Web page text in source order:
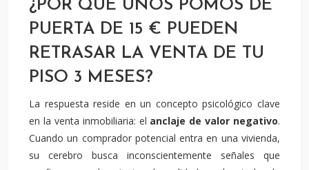
¿POR QUÉ UNOS POMOS DE
PUERTA DE 15 € PUEDEN
RETRASAR LA VENTA DE TU
PISO 3 MESES?
La respuesta reside en un concepto psicológico clave
en la venta inmobiliaria: el anclaje de valor negativo.
Cuando un comprador potencial entra en una vivienda,
su cerebro busca inconscientemente señales que